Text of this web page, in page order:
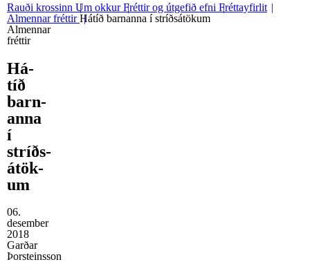
Rauði krossinn Um okkurFréttir og útgefið efni Fréttayfirlit
Almennar fréttirHátíð barnanna í stríðsátökum
Almennar
fréttir
Há­
tíð
barn­
anna
í
stríðs­
átök­
um
06.
desember
2018
Garðar
Þorsteinsson